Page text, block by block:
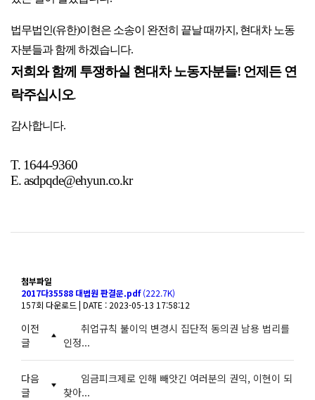
법무법인(유한)이현은 소송이 완전히 끝날 때까지, 현대차 노동
자분들과 함께 하겠습니다.
저희와 함께 투쟁하실 현대차 노동자분들! 언제든 연
락주십시오.
감사합니다.
T. 1644-9360
E. asdpqde@ehyun.co.kr
첨부파일
2017다35588 대법원 판결문.pdf(222.7K)
157회 다운로드 | DATE : 2023-05-13 17:58:12
이전
글
취업규칙 불이익 변경시 집단적 동의권 남용 법리를
인정...
다음
글
임금피크제로 인해 빼앗긴 여러분의 권익, 이현이 되
찾아...